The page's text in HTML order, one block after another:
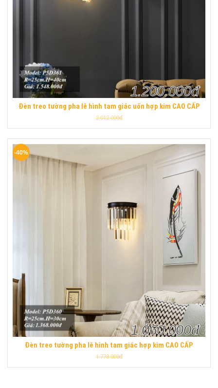
Đèn treo tường pha lê hình tam giác uốn hợp kim CAO CẤP
1.200.000đ
2.012.000đ
Đèn treo tường pha lê hình tam giác hợp kim CAO CẤP
1.060.000đ
1.778.000đ
-40%